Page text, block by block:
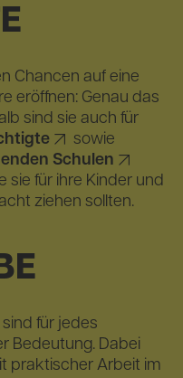
Chancen auf eine
eröffnen: Genau das
sind sie auch für
sowie
Schulen
sie für ihre Kinder und
ziehen sollten.
für jedes
Bedeutung. Dabei
praktischer Arbeit im